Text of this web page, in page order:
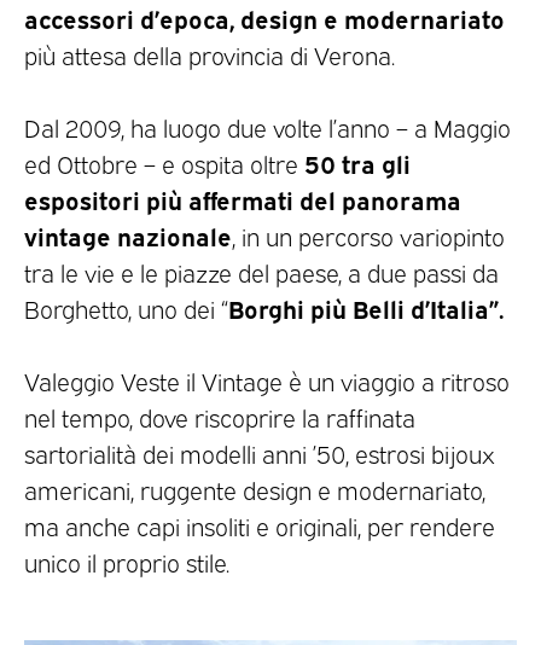
accessori d’epoca, design e modernariato
più attesa della provincia di Verona.
Dal 2009, ha luogo due volte l’anno – a Maggio
ed Ottobre – e ospita oltre 50 tra gli
espositori più affermati del panorama
vintage nazionale , in un percorso variopinto
tra le vie e le piazze del paese, a due passi da
Borghetto, uno dei “Borghi più Belli d’Italia”.
Valeggio Veste il Vintage è un viaggio a ritroso
nel tempo, dove riscoprire la raffinata
sartorialità dei modelli anni ’50, estrosi bijoux
americani, ruggente design e modernariato,
ma anche capi insoliti e originali, per rendere
unico il proprio stile.